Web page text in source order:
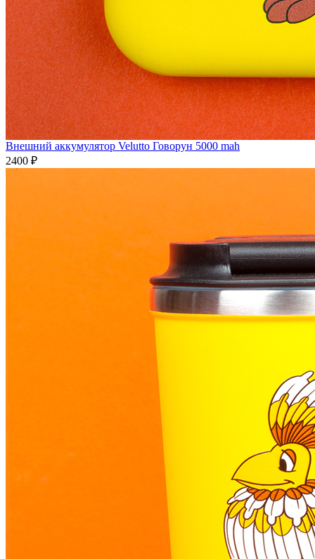
Внешний аккумулятор Velutto Говорун 5000 mah
2400 ₽